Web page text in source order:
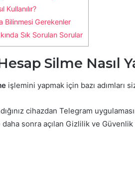
Kullanılır?
Bilinmesi Gerekenler
Sık Sorulan Sorular
Silme Nasıl
işlemini yapmak için bazı adımları
cihazdan Telegram
daha sonra açılan Gizlilik ve